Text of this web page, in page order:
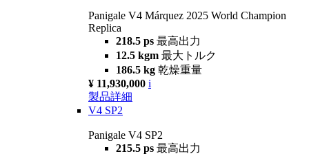
Panigale V4 Márquez 2025 World Champion
Replica
218.5 ps 最高出力
12.5 kgm 最大トルク
186.5 kg 乾燥重量
¥ 11,930,000 i
製品詳細
V4 SP2
Panigale V4 SP2
215.5 ps 最高出力